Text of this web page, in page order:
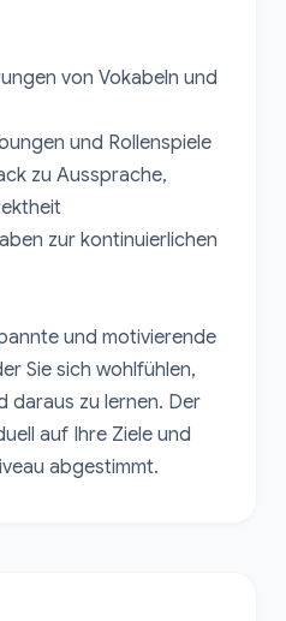
von Vokabeln und
und Rollenspiele
zu Aussprache,
zur kontinuierlichen
und motivierende
Sie sich wohlfühlen,
daraus zu lernen. Der
auf Ihre Ziele und
abgestimmt.